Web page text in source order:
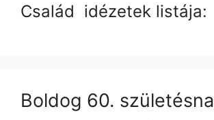
Család idézetek listája:
Boldog 60.